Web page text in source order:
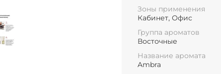
Зоны применения
Кабинет, Офис
Группа ароматов
Восточные
Название аромата
Ambra